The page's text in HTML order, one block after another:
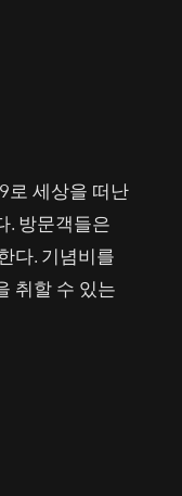
로 세상을 떠난
. 방문객들은
다. 기념비를
취할 수 있는